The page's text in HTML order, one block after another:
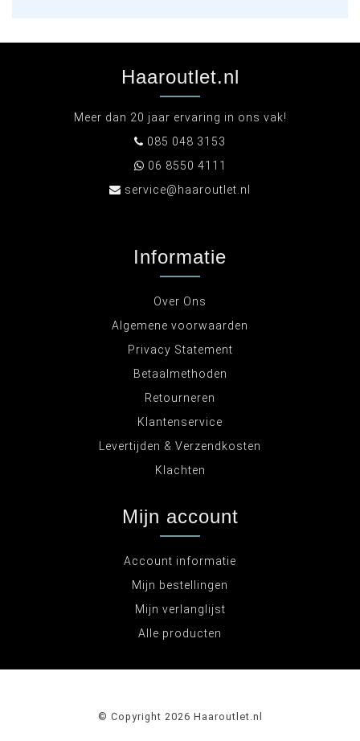
Haaroutlet.nl
Meer dan 20 jaar ervaring in ons vak!
085 048 3153
06 8550 4111
service@haaroutlet.nl
Informatie
Over Ons
Algemene voorwaarden
Privacy Statement
Betaalmethoden
Retourneren
Klantenservice
Levertijden & Verzendkosten
Klachten
Mijn account
Account informatie
Mijn bestellingen
Mijn verlanglijst
Alle producten
© Copyright 2026 Haaroutlet.nl